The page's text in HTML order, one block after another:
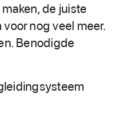
de juiste
nog veel meer.
Benodigde